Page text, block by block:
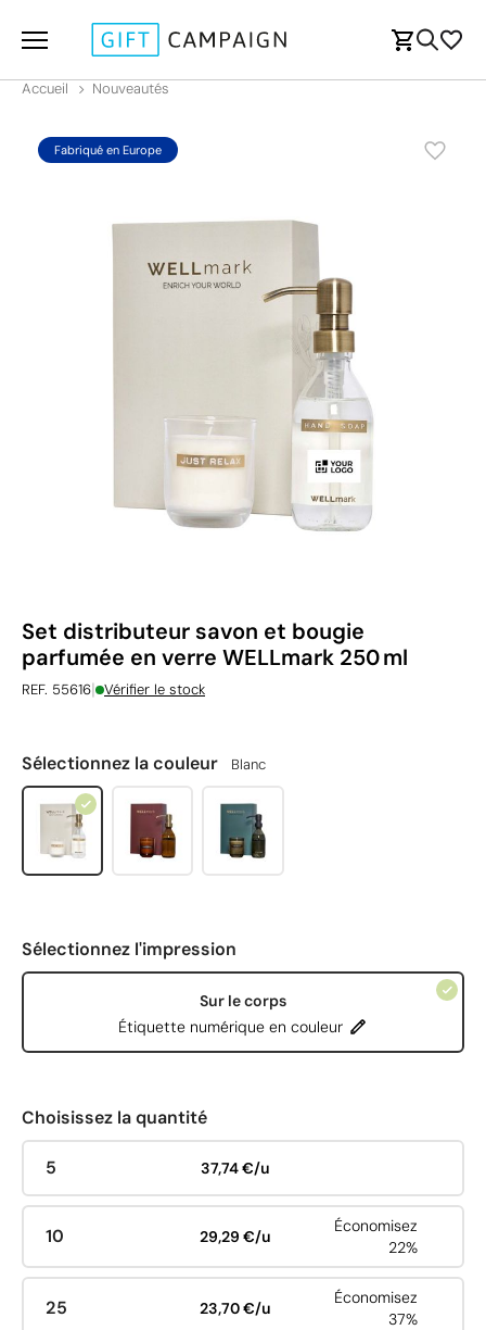
Accueil Nouveautés
Fabriqué en Europe
Set distributeur savon et bougie
parfumée en verre WELLmark 250 ml
REF. 55616| Vérifier le stock
Sélectionnez la couleur Blanc
Sélectionnez l'impression
Sur le corps
Étiquette numérique en couleur
Choisissez la quantité
5 37,74 €/u
10 29,29 €/u
Économisez
22%
25 23,70 €/u
Économisez
37%